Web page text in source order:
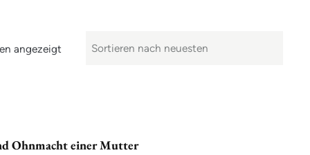
angezeigt
Ohnmacht einer Mutter